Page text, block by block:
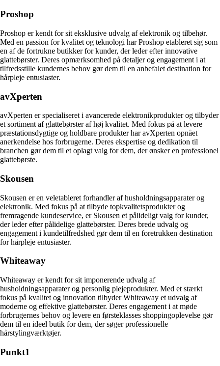
Proshop
Proshop er kendt for sit eksklusive udvalg af elektronik og tilbehør.
Med en passion for kvalitet og teknologi har Proshop etableret sig som
en af de fortrukne butikker for kunder, der leder efter innovative
glattebørster. Deres opmærksomhed på detaljer og engagement i at
tilfredsstille kundernes behov gør dem til en anbefalet destination for
hårpleje entusiaster.
avXperten
avXperten er specialiseret i avancerede elektronikprodukter og tilbyder
et sortiment af glattebørster af høj kvalitet. Med fokus på at levere
præstationsdygtige og holdbare produkter har avXperten opnået
anerkendelse hos forbrugerne. Deres ekspertise og dedikation til
branchen gør dem til et oplagt valg for dem, der ønsker en professionel
glattebørste.
Skousen
Skousen er en veletableret forhandler af husholdningsapparater og
elektronik. Med fokus på at tilbyde topkvalitetsprodukter og
fremragende kundeservice, er Skousen et pålideligt valg for kunder,
der leder efter pålidelige glattebørster. Deres brede udvalg og
engagement i kundetilfredshed gør dem til en foretrukken destination
for hårpleje entusiaster.
Whiteaway
Whiteaway er kendt for sit imponerende udvalg af
husholdningsapparater og personlig plejeprodukter. Med et stærkt
fokus på kvalitet og innovation tilbyder Whiteaway et udvalg af
moderne og effektive glattebørster. Deres engagement i at møde
forbrugernes behov og levere en førsteklasses shoppingoplevelse gør
dem til en ideel butik for dem, der søger professionelle
hårstylingværktøjer.
Punkt1